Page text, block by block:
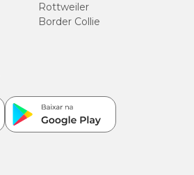
Rottweiler
Border Collie